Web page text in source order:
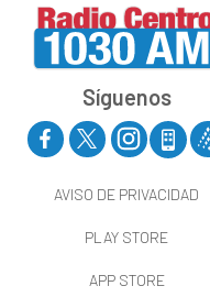
Síguenos
AVISO DE PRIVACIDAD
PLAY STORE
APP STORE